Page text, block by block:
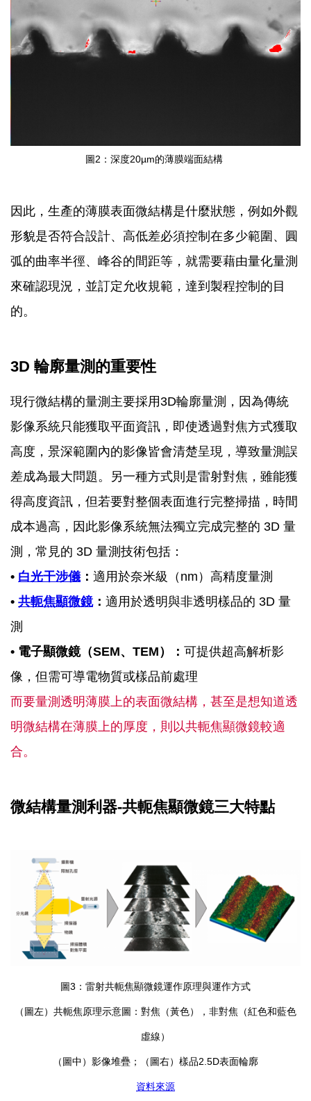
圖2：深度20µm的薄膜端面結構
因此，生產的薄膜表面微結構是什麼狀態，例如外觀
形貌是否符合設計、高低差必須控制在多少範圍、圓
弧的曲率半徑、峰谷的間距等，就需要藉由量化量測
來確認現況，並訂定允收規範，達到製程控制的目
的。
3D 輪廓量測的重要性
現行微結構的量測主要採用3D輪廓量測，因為傳統
影像系統只能獲取平面資訊，即使透過對焦方式獲取
高度，景深範圍內的影像皆會清楚呈現，導致量測誤
差成為最大問題。另一種方式則是雷射對焦，雖能獲
得高度資訊，但若要對整個表面進行完整掃描，時間
成本過高，因此影像系統無法獨立完成完整的 3D 量
測，常見的 3D 量測技術包括：
• 白光干涉儀 ： 適用於奈米級（nm）高精度量測
• 共軛焦顯微鏡： 適用於透明與非透明樣品的 3D 量
測
• 電子顯微鏡（SEM、TEM）： 可提供超高解析影
像，但需可導電物質或樣品前處理
而要量測透明薄膜上的表面微結構，甚至是想知道透
明微結構在薄膜上的厚度，則以共軛焦顯微鏡較適
合。
微結構量測利器-共軛焦顯微鏡三大特點
圖3：雷射共軛焦顯微鏡運作原理與運作方式
（圖左）共軛焦原理示意圖：對焦（黃色），非對焦（紅色和藍色
虛線）
（圖中）影像堆疊；（圖右）樣品2.5D表面輪廓
資料來源